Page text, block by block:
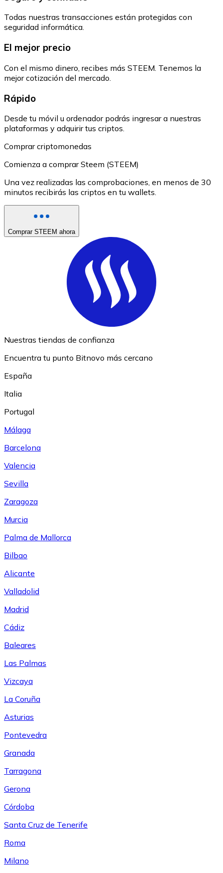
Todas nuestras transacciones están protegidas con
seguridad informática.
El mejor precio
Con el mismo dinero, recibes más STEEM. Tenemos la
mejor cotización del mercado.
Rápido
Desde tu móvil u ordenador podrás ingresar a nuestras
plataformas y adquirir tus criptos.
Comprar criptomonedas
Comienza a comprar Steem (STEEM)
Una vez realizadas las comprobaciones, en menos de 30
minutos recibirás las criptos en tu wallets.
Comprar STEEM ahora
Nuestras tiendas de confianza
Encuentra tu punto Bitnovo más cercano
España
Italia
Portugal
Málaga
Barcelona
Valencia
Sevilla
Zaragoza
Murcia
Palma de Mallorca
Bilbao
Alicante
Valladolid
Madrid
Cádiz
Baleares
Las Palmas
Vizcaya
La Coruña
Asturias
Pontevedra
Granada
Tarragona
Gerona
Córdoba
Santa Cruz de Tenerife
Roma
Milano